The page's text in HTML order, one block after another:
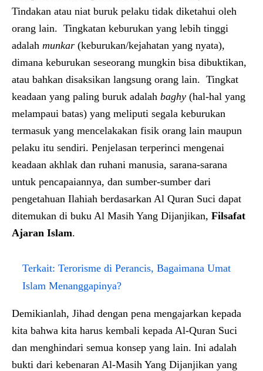
Tindakan atau niat buruk pelaku tidak diketahui oleh
orang lain. Tingkatan keburukan yang lebih tinggi
adalah munkar (keburukan/kejahatan yang nyata),
dimana keburukan seseorang mungkin bisa dibuktikan,
atau bahkan disaksikan langsung orang lain. Tingkat
keadaan yang paling buruk adalah baghy (hal-hal yang
melampaui batas) yang meliputi segala keburukan
termasuk yang mencelakakan fisik orang lain maupun
pelaku itu sendiri. Penjelasan terperinci mengenai
keadaan akhlak dan ruhani manusia, sarana-sarana
untuk pencapaiannya, dan sumber-sumber dari
pengetahuan Ilahiah berdasarkan Al Quran Suci dapat
ditemukan di buku Al Masih Yang Dijanjikan, Filsafat
Ajaran Islam.
Terkait: Terorisme di Perancis, Bagaimana Umat
Islam Menanggapinya?
Demikianlah, Jihad dengan pena mengajarkan kepada
kita bahwa kita harus kembali kepada Al-Quran Suci
dan menghindari semua konsep yang lain. Ini adalah
bukti dari kebenaran Al-Masih Yang Dijanjikan yang